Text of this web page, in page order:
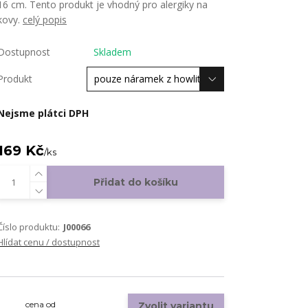
cm. Tento produkt je vhodný pro alergiky na
celý popis
Skladem
plátci DPH
Kč/ks
Přidat do košíku
produktu: J00066
cenu / dostupnost
cena od